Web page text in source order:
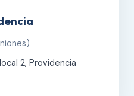
2, Providencia